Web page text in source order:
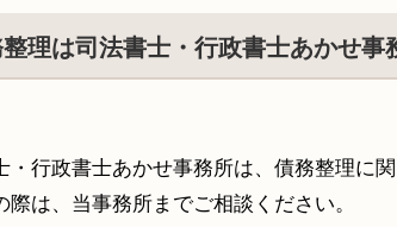
理は司法書士・行政書士あかせ事
・行政書士あかせ事務所は、債務整理に
際は、当事務所までご相談ください。